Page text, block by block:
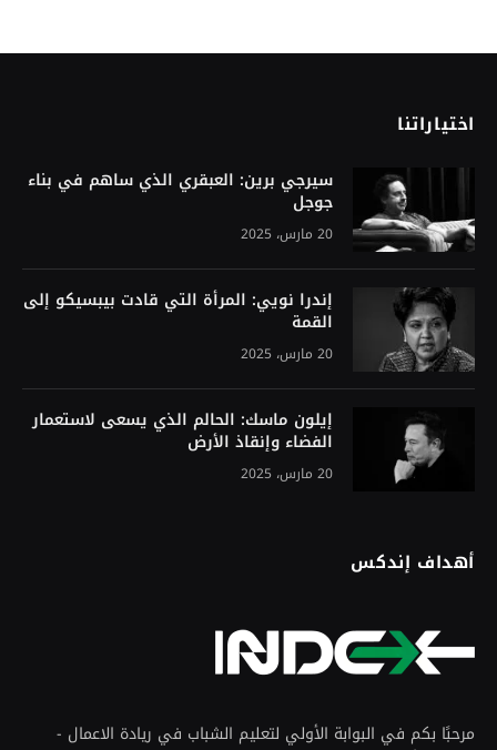
اختياراتنا
سيرجي برين: العبقري الذي ساهم في بناء
جوجل
20 مارس، 2025
إندرا نويي: المرأة التي قادت بيبسيكو إلى
القمة
20 مارس، 2025
إيلون ماسك: الحالم الذي يسعى لاستعمار
الفضاء وإنقاذ الأرض
20 مارس، 2025
أهداف إندكس
مرحبًا بكم في البوابة الأولي لتعليم الشباب في ريادة الاعمال -